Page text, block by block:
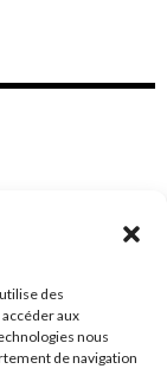
des
aux
nous
de navigation